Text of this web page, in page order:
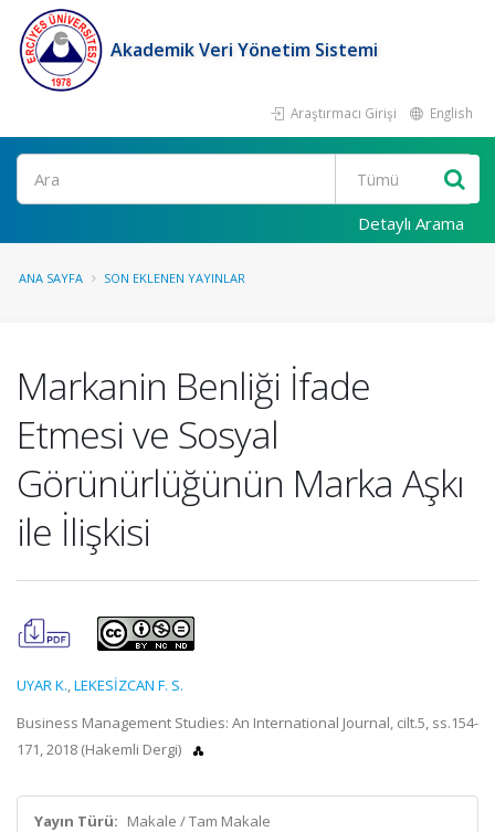
Akademik Veri Yönetim Sistemi
Araştırmacı Girişi English
Ara
Detaylı Arama
ANA SAYFA SON EKLENEN YAYINLAR
Markanin Benliği İfade
Etmesi ve Sosyal
Görünürlüğünün Marka Aşkı
ile İlişkisi
UYAR K.,LEKESİZCAN F. S.
Business Management Studies: An International Journal, cilt.5, ss.154-
171, 2018 (Hakemli Dergi)
Yayın Türü: Makale / Tam Makale